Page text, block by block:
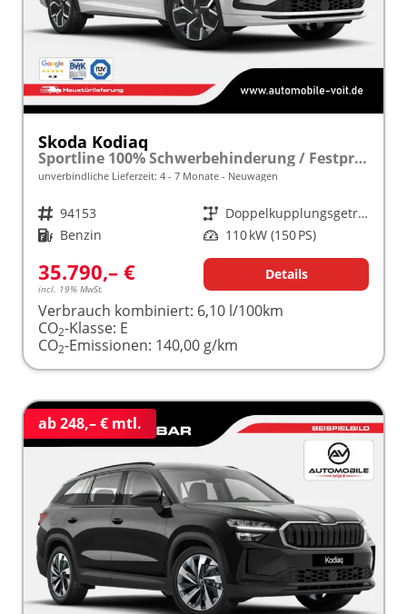
Skoda Kodiaq
Sportline 100% Schwerbehinderung / Festpreisgarantie* Modelljahr 1.5 TSI Mild-Hybrid 150PS DSG "Sonderangebot bei Schwerbehinderung" frei konfigurierbar!
unverbindliche Lieferzeit: 4 - 7 Monate Neuwagen
Fahrzeugnr. 94153 Getriebe
Doppelkupplungsgetriebe (DSG)
Kraftstoff Benzin Leistung 110 kW (150 PS)
35.790,– €
incl. 19% MwSt.
Details
Verbrauch kombiniert: 6,10 l/100km
CO2-Klasse: E
CO2-Emissionen: 140,00 g/km
ab 248,– € mtl.